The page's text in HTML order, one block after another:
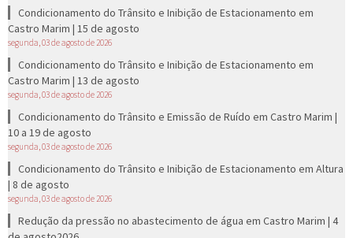
Condicionamento do Trânsito e Inibição de Estacionamento em
Castro Marim | 15 de agosto
segunda, 03 de agosto de 2026
Condicionamento do Trânsito e Inibição de Estacionamento em
Castro Marim | 13 de agosto
segunda, 03 de agosto de 2026
Condicionamento do Trânsito e Emissão de Ruído em Castro Marim |
10 a 19 de agosto
segunda, 03 de agosto de 2026
Condicionamento do Trânsito e Inibição de Estacionamento em Altura
| 8 de agosto
segunda, 03 de agosto de 2026
Redução da pressão no abastecimento de água em Castro Marim | 4